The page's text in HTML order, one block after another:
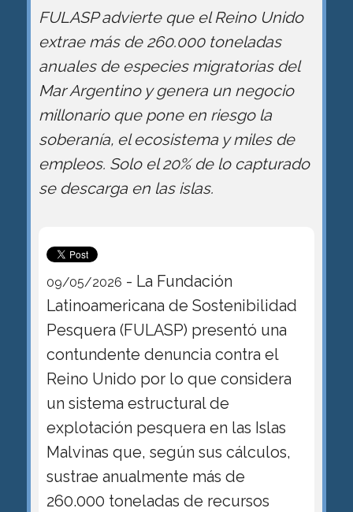
FULASP advierte que el Reino Unido
extrae más de 260.000 toneladas
anuales de especies migratorias del
Mar Argentino y genera un negocio
millonario que pone en riesgo la
soberanía, el ecosistema y miles de
empleos. Solo el 20% de lo capturado
se descarga en las islas.
09/05/2026 - La Fundación
Latinoamericana de Sostenibilidad
Pesquera (FULASP) presentó una
contundente denuncia contra el
Reino Unido por lo que considera
un sistema estructural de
explotación pesquera en las Islas
Malvinas que, según sus cálculos,
sustrae anualmente más de
260.000 toneladas de recursos